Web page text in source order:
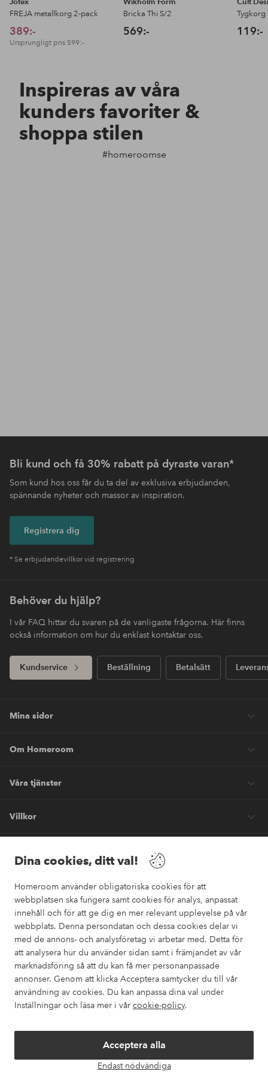
Dina cookies, ditt val!
Homeroom använder obligatoriska cookies för att
webbplatsen ska fungera samt cookies för analys, anpassat
innehåll och för att ge dig en mer relevant upplevelse på vår
webbplats. Denna persondatan och dessa cookies delar vi
med de annons- och analysföretag vi arbetar med. Detta för
att analysera hur du använder sidan samt i främjandet av vår
marknadsföring så att du kan få mer personanpassade
annonser. Genom att klicka Acceptera samtycker du till vår
användning av cookies. Du kan anpassa dina val under
Inställningar och läsa mer i vår cookie-policy.
Acceptera alla
Endast nödvändiga
FREJA metallkorg 2-pack
389:-
Ursprungligt pris 599:-
Bricka Thi S/2
569:- 119:-
Inspireras av våra
kunders favoriter &
shoppa stilen
#homeroomse
Bli kund och få 30% rabatt på dyraste varan*
Som kund hos oss får du ta del av exklusiva erbjudanden,
spännande nyheter och massor av inspiration.
Registrera dig
* Se erbjudandevillkor vid registrering
Behöver du hjälp?
I vår FAQ hittar du svaren på de vanligaste frågorna. Här finns
också information om hur du enklast kontaktar oss.
Kundservice Beställning Betalsätt
Mina sidor
Om Homeroom
Våra tjänster
Villkor
Säkra betalningar
Vill du veta mer om våra betalalternativ ?
elpy